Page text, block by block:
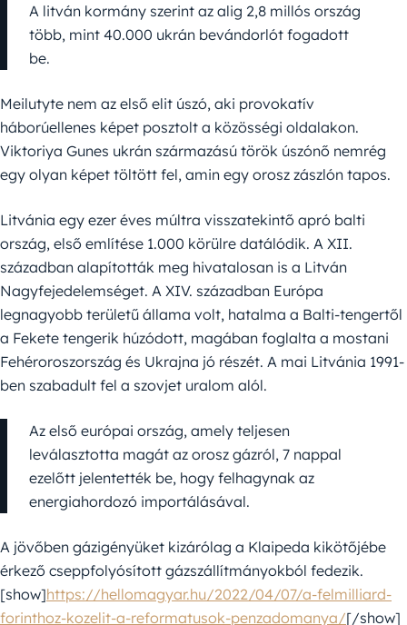
A litván kormány szerint az alig 2,8 millós ország
több, mint 40.000 ukrán bevándorlót fogadott
be.
Meilutyte nem az első elit úszó, aki provokatív
háborúellenes képet posztolt a közösségi oldalakon.
Viktoriya Gunes ukrán származású török úszónő nemrég
egy olyan képet töltött fel, amin egy orosz zászlón tapos.
Litvánia egy ezer éves múltra visszatekintő apró balti
ország, első említése 1.000 körülre datálódik. A XII.
században alapították meg hivatalosan is a Litván
Nagyfejedelemséget. A XIV. században Európa
legnagyobb területű állama volt, hatalma a Balti-tengertől
a Fekete tengerik húzódott, magában foglalta a mostani
Fehéroroszország és Ukrajna jó részét. A mai Litvánia 1991-
ben szabadult fel a szovjet uralom alól.
Az első európai ország, amely teljesen
leválasztotta magát az orosz gázról, 7 nappal
ezelőtt jelentették be, hogy felhagynak az
energiahordozó importálásával.
A jövőben gázigényüket kizárólag a Klaipeda kikötőjébe
érkező cseppfolyósított gázszállítmányokból fedezik.
[show]https://hellomagyar.hu/2022/04/07/a-felmilliard-
forinthoz-kozelit-a-reformatusok-penzadomanya/[/show]